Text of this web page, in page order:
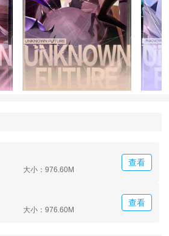
人类的宁静，恶魔汹涌而来，等待
;
负起自己的责任，把世界推回到正
宝藏，全新的体验，释放你无限的
大小：976.60M
查看
大小：976.60M
查看